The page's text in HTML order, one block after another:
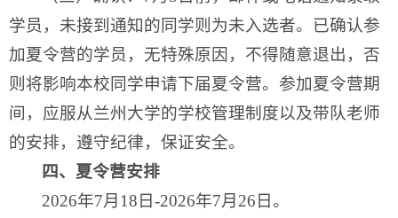
学员，未接到通知的同学则为未入选者。已确认参
加夏令营的学员，无特殊原因，不得随意退出，否
则将影响本校同学申请下届夏令营。参加夏令营期
间，应服从兰州大学的学校管理制度以及带队老师
的安排，遵守纪律，保证安全。
四、夏令营安排
2026年7月18日-2026年7月26日。